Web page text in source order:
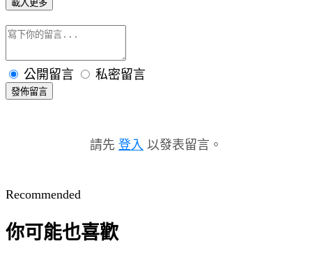
載入更多
公開留言 私密留言
發佈留言
請先 登入 以發表留言。
Recommended
你可能也喜歡